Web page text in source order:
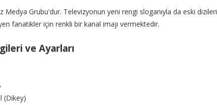
Medya Grubu'dur. Televizyonun yeni rengi sloganıyla da eski dizileri
fanatikler için renkli bir kanal imajı vermektedir.
ve Ayarları
(Dikey)